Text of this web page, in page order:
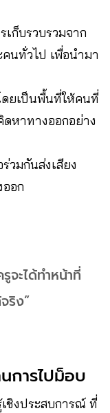
ก็บรวบรวมจาก
นทั่วไป เพื่อนำมา
ยเป็นพื้นที่ให้คนที่
หาทางออกอย่าง
วมกันส่งเสียง
อก
จะได้ทำหน้าที่
ริง”
การไปม็อบ
เชิงประสบการณ์ ที่